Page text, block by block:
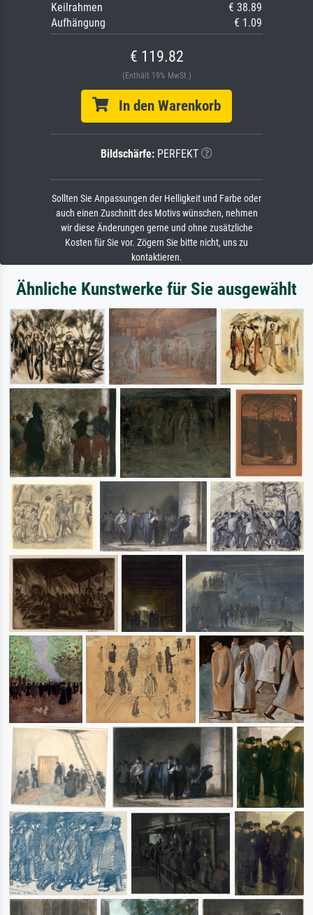
Keilrahmen
€ 38.89
Aufhängung
€ 1.09
€ 119.82
(Enthält 19% MwSt.)
In den Warenkorb
Bildschärfe: PERFEKT
Sollten Sie Anpassungen der Helligkeit und Farbe oder
auch einen Zuschnitt des Motivs wünschen, nehmen
wir diese Änderungen gerne und ohne zusätzliche
Kosten für Sie vor. Zögern Sie bitte nicht, uns zu
kontaktieren.
Ähnliche Kunstwerke für Sie ausgewählt